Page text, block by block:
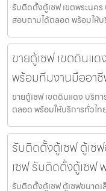
รับติดตั้งตู้เซฟ เขตพระนค
สอบถามได้ตลอด พร้อมให้
ขายตู้เซฟ เขตดินแ
พร้อมทีมงานมืออา
ขายตู้เซฟ เขตดินแดง บริก
ตลอด พร้อมให้บริการทั่วไท
รับติดตั้งตู้เซฟ ตู้เซ
เซฟ รับติดตั้งตู้เซฟ
รับติดตั้งตู้เซฟ ตู้เซฟขนาด